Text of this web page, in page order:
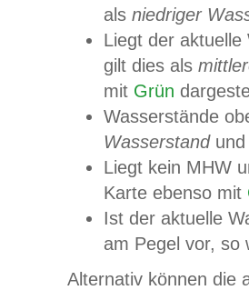
als niedriger
Liegt der
gilt dies als
mit Grün
Wasserstände
Wasserstandund
Liegt kein MHW
Karte ebenso mit
Ist der aktuelle
am Pegel vor,
Alternativ können die